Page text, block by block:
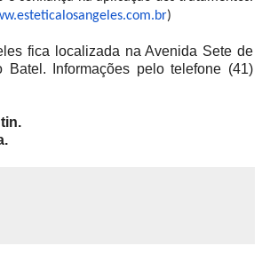
)
fica localizada na Avenida Sete de
Batel. Informações pelo telefone (41)